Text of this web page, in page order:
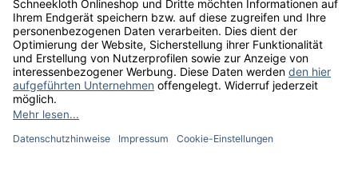
Weinkategorien
Internationaler Wein
* Alle Preise inkl. gesetzl. Mehrwertsteuer zzgl.
anders angegeben. Bioprodukte im Bio-Kontrollverfahren